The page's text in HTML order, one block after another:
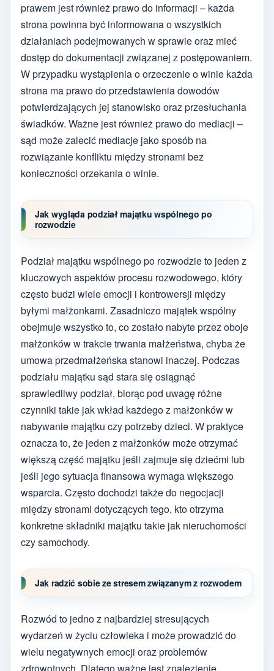
prawem jest również prawo do informacji – każda
strona powinna być informowana o wszystkich
działaniach podejmowanych w sprawie oraz mieć
dostęp do dokumentacji związanej z postępowaniem.
W przypadku wystąpienia o orzeczenie o winie każda
strona ma prawo do przedstawienia dowodów
potwierdzających jej stanowisko oraz przesłuchania
świadków. Ważne jest również prawo do mediacji –
sąd może zalecić mediacje jako sposób na
rozwiązanie konfliktu między stronami bez
konieczności orzekania o winie.
Jak wygląda podział majątku wspólnego po
rozwodzie
Podział majątku wspólnego po rozwodzie to jeden z
kluczowych aspektów procesu rozwodowego, który
często budzi wiele emocji i kontrowersji między
byłymi małżonkami. Zasadniczo majątek wspólny
obejmuje wszystko to, co zostało nabyte przez oboje
małżonków w trakcie trwania małżeństwa, chyba że
umowa przedmałżeńska stanowi inaczej. Podczas
podziału majątku sąd stara się osiągnąć
sprawiedliwy podział, biorąc pod uwagę różne
czynniki takie jak wkład każdego z małżonków w
nabywanie majątku czy potrzeby dzieci. W praktyce
oznacza to, że jeden z małżonków może otrzymać
większą część majątku jeśli zajmuje się dziećmi lub
jeśli jego sytuacja finansowa wymaga większego
wsparcia. Często dochodzi także do negocjacji
między stronami dotyczących tego, kto otrzyma
konkretne składniki majątku takie jak nieruchomości
czy samochody.
Jak radzić sobie ze stresem związanym z rozwodem
Rozwód to jedno z najbardziej stresujących
wydarzeń w życiu człowieka i może prowadzić do
wielu negatywnych emocji oraz problemów